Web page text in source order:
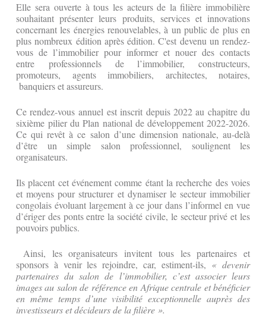
Elle sera ouverte à tous les acteurs de la filière immobilière
souhaitant présenter leurs produits, services et innovations
concernant les énergies renouvelables, à un public de plus en
plus nombreux édition après édition. C'est devenu un rendez-
vous de l’immobilier pour informer et nouer des contacts
entre professionnels de l’immobilier, constructeurs,
promoteurs, agents immobiliers, architectes, notaires,
banquiers et assureurs.
Ce rendez-vous annuel est inscrit depuis 2022 au chapitre du
sixième pilier du Plan national de développement 2022-2026.
Ce qui revêt à ce salon d’une dimension nationale, au-delà
d’être un simple salon professionnel, soulignent les
organisateurs.
Ils placent cet événement comme étant la recherche des voies
et moyens pour structurer et dynamiser le secteur immobilier
congolais évoluant largement à ce jour dans l’informel en vue
d’ériger des ponts entre la société civile, le secteur privé et les
pouvoirs publics.
Ainsi, les organisateurs invitent tous les partenaires et
sponsors à venir les rejoindre, car, estiment-ils, « devenir
partenaires du salon de l’immobilier, c’est associer leurs
images au salon de référence en Afrique centrale et bénéficier
en même temps d’une visibilité exceptionnelle auprès des
investisseurs et décideurs de la filière ».